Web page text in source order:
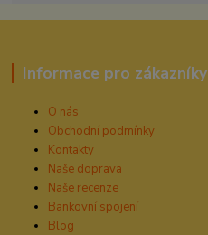
Informace pro zákazníky
O nás
Obchodní podmínky
Kontakty
Naše doprava
Naše recenze
Bankovní spojení
Blog